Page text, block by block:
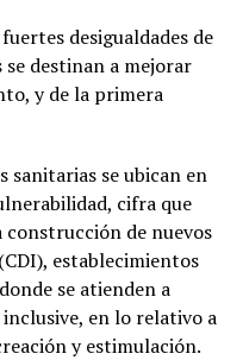
desigualdades de
destinan a mejorar
y de la primera
sanitarias se ubican en
cifra que
construcción de nuevos
establecimientos
se atienden a
en lo relativo a
y estimulación.